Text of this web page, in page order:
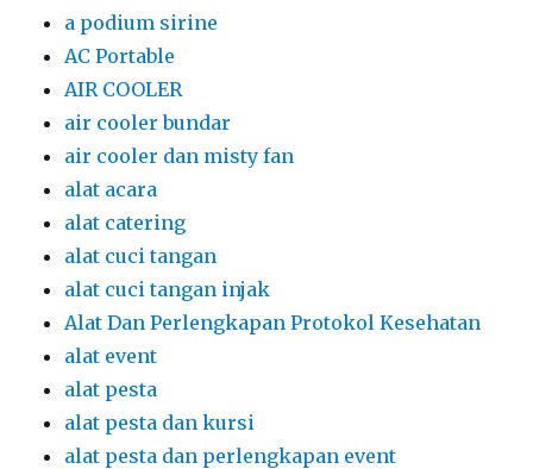
a podium sirine
AC Portable
AIR COOLER
air cooler bundar
air cooler dan misty fan
alat acara
alat catering
alat cuci tangan
alat cuci tangan injak
Alat Dan Perlengkapan Protokol Kesehatan
alat event
alat pesta
alat pesta dan kursi
alat pesta dan perlengkapan event